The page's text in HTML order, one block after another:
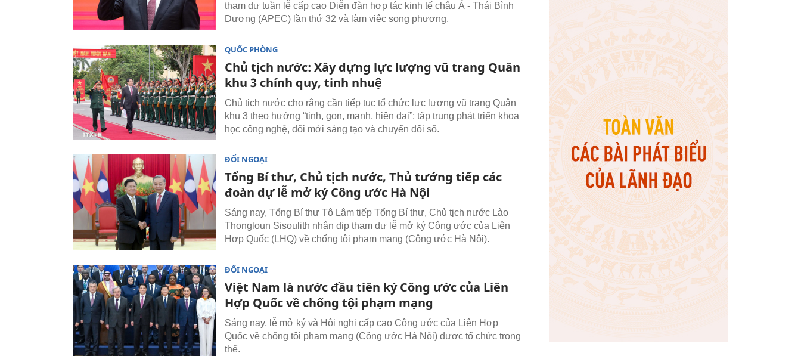
tham dự tuần lễ cấp cao Diễn đàn hợp tác kinh tế châu Á - Thái Bình
Dương (APEC) lần thứ 32 và làm việc song phương.
QUỐC PHÒNG
Chủ tịch nước: Xây dựng lực lượng vũ trang Quân
khu 3 chính quy, tinh nhuệ
Chủ tịch nước cho rằng cần tiếp tục tổ chức lực lượng vũ trang Quân
khu 3 theo hướng “tinh, gọn, mạnh, hiện đại”; tập trung phát triển khoa
học công nghệ, đổi mới sáng tạo và chuyển đổi số.
ĐỐI NGOẠI
Tổng Bí thư, Chủ tịch nước, Thủ tướng tiếp các
đoàn dự lễ mở ký Công ước Hà Nội
Sáng nay, Tổng Bí thư Tô Lâm tiếp Tổng Bí thư, Chủ tịch nước Lào
Thongloun Sisoulith nhân dịp tham dự lễ mở ký Công ước của Liên
Hợp Quốc (LHQ) về chống tội phạm mạng (Công ước Hà Nội).
ĐỐI NGOẠI
Việt Nam là nước đầu tiên ký Công ước của Liên
Hợp Quốc về chống tội phạm mạng
Sáng nay, lễ mở ký và Hội nghị cấp cao Công ước của Liên Hợp
Quốc về chống tội phạm mạng (Công ước Hà Nội) được tổ chức trọng
thể.